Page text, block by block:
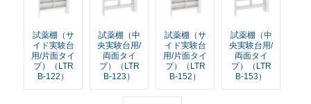
試薬棚（サ
イド実験台
用/片面タイ
プ）（LTR
B-122）
試薬棚（中
央実験台用/
両面タイ
プ）（LTR
B-123）
試薬棚（サ
イド実験台
用/片面タイ
プ）（LTR
B-152）
試薬棚（中
央実験台用/
両面タイ
プ）（LTR
B-153）